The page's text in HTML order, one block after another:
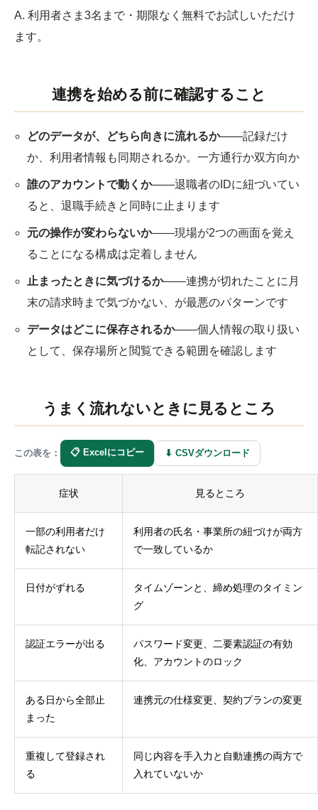
A. 利用者さま3名まで・期限なく無料でお試しいただけ
ます。
連携を始める前に確認すること
どのデータが、どちら向きに流れるか——記録だけ
か、利用者情報も同期されるか。一方通行か双方向か
誰のアカウントで動くか——退職者のIDに紐づいてい
ると、退職手続きと同時に止まります
元の操作が変わらないか——現場が2つの画面を覚え
ることになる構成は定着しません
止まったときに気づけるか——連携が切れたことに月
末の請求時まで気づかない、が最悪のパターンです
データはどこに保存されるか——個人情報の取り扱い
として、保存場所と閲覧できる範囲を確認します
うまく流れないときに見るところ
この表を： 📋 Excelにコピー ⬇ CSVダウンロード
症状 見るところ
一部の利用者だけ
転記されない
利用者の氏名・事業所の紐づけが両方
で一致しているか
日付がずれる
タイムゾーンと、締め処理のタイミン
グ
認証エラーが出る
パスワード変更、二要素認証の有効
化、アカウントのロック
ある日から全部止
まった
連携元の仕様変更、契約プランの変更
重複して登録され
る
同じ内容を手入力と自動連携の両方で
入れていないか